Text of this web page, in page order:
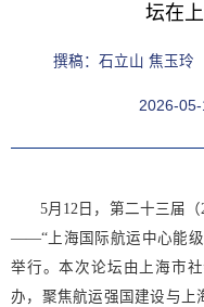
坛在
撰稿：石立山 焦玉玲
2026-
5月12日，第二十三届
——“上海国际航运中心能级
举行。本次论坛由上海市
办，聚焦航运强国建设与上